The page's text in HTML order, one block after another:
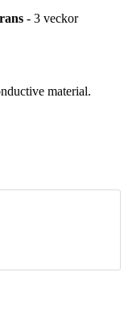
- 3 veckor
material.